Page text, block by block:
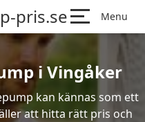
pris.se Menu
i Vingåker
kan kännas som ett
att hitta rätt pris och